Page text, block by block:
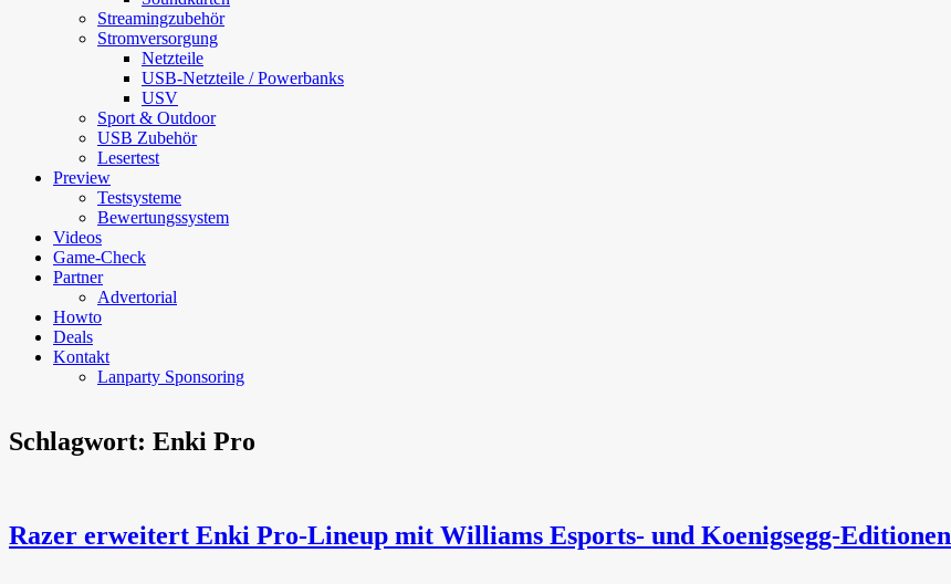
Streamingzubehör
Stromversorgung
Netzteile
USB-Netzteile / Powerbanks
USV
Sport & Outdoor
USB Zubehör
Lesertest
Preview
Testsysteme
Bewertungssystem
Videos
Game-Check
Partner
Advertorial
Howto
Deals
Kontakt
Lanparty Sponsoring
Schlagwort: Enki Pro
Razer erweitert Enki Pro-Lineup mit Williams Esports- und Koenigsegg-Editionen